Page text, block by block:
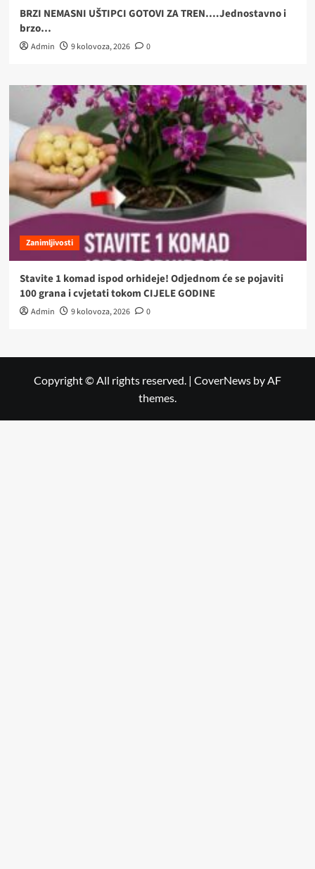
BRZI NEMASNI UŠTIPCI GOTOVI ZA TREN….Jednostavno i
brzo…
Admin 9 kolovoza, 2026 0
Zanimljivosti
Stavite 1 komad ispod orhideje! Odjednom će se pojaviti
100 grana i cvjetati tokom CIJELE GODINE
Admin 9 kolovoza, 2026 0
Copyright © All rights reserved. | CoverNews by AF
themes.